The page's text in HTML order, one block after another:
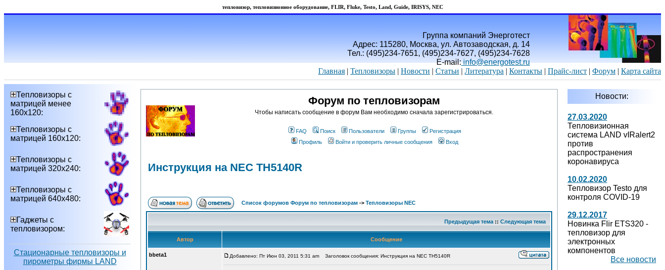
тепловизор, тепловизионное оборудование, FLIR, Fluke, Testo, Land, Guide, IRISYS, NEC
Группа компаний Энерготест
Адрес: 115280, Москва, ул. Автозаводская, д. 14
Тел.: (495)234-7651, (495)234-7627, (495)234-7628
E-mail:info@energotest.ru
Главная | Тепловизоры | Новости | Статьи | Литература | Контакты | Прайс-лист | Форум | Карта сайта
Тепловизоры с
матрицей менее
160х120:
Тепловизоры с
матрицей 160х120:
Тепловизоры с
матрицей 320х240:
Тепловизоры с
матрицей 640х480:
Гаджеты с
тепловизором:
Стационарные тепловизоры и
пирометры фирмы LAND
Форум по тепловизорам
Чтобы написать сообщение в форум Вам необходимо сначала зарегистрироваться.
FAQ Поиск Пользователи Группы
Регистрация
Профиль
Войти и проверить личные сообщения Вход
Инструкция на NEC TH5140R
Список форумов Форум по тепловизорам -> Тепловизоры NEC
Предыдущая тема :: Следующая тема
Автор Сообщение
bbeta1 Добавлено: Пт Июн 03, 2011 5:31 am Заголовок сообщения: Инструкция на NEC TH5140R
Новости:
27.03.2020
Тепловизионная
система LAND vIRalert2
против
распространения
коронавируса
10.02.2020
Тепловизор Testo для
контроля COVID-19
29.12.2017
Новинка Flir ETS320 -
тепловизор для
электронных
компонентов
Все новости